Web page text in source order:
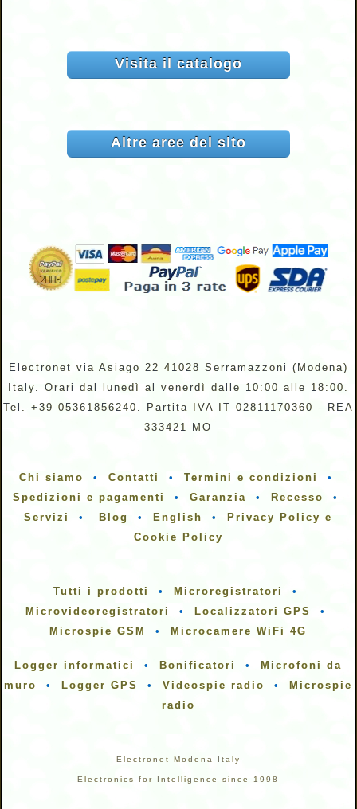
Visita il catalogo
Altre aree del sito
Electronet via Asiago 22 41028 Serramazzoni (Modena)
Italy. Orari dal lunedì al venerdì dalle 10:00 alle 18:00.
Tel. +39 05361856240. Partita IVA IT 02811170360 - REA
333421 MO
Chi siamo • Contatti • Termini e condizioni
•
Spedizioni e pagamenti
• Garanzia • Recesso
•
Servizi
• Blog • English •
Privacy Policy e
Cookie Policy
Tutti i prodotti • Microregistratori
•
Microvideoregistratori
• Localizzatori GPS
•
Microspie GSM
• Microcamere WiFi 4G
Logger informatici • Bonificatori •
Microfoni da
muro
• Logger GPS •Videospie radio •
Microspie
radio
Electronet Modena Italy
Electronics for Intelligence since 1998